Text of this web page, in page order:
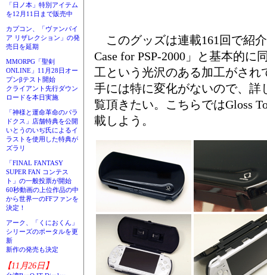
「日ノ本」特別アイテム
を12月11日まで販売中
カプコン、「ヴァンパイ
ア リザレクション」の発
売日を延期
MMORPG「聖剣
ONLINE」11月28日オー
プンβテスト開始
クライアント先行ダウン
ロードを本日実施
「神様と運命革命のパラ
ドクス」店舗特典を公開
いとうのいぢ氏によるイ
ラストを使用した特典が
ズラリ
「FINAL FANTASY
SUPER FAN コンテス
ト」の一般投票が開始
60秒動画の上位作品の中
から世界一のFFファンを
決定！
アーク、「くにおくん」
シリーズのポータルを更
新
新作の発売も決定
【11月26日】
このグッズは連載161回で紹
Case for PSP-2000」と基本的に
工という光沢のある加工がされ
手には特に変化がないので、詳
覧頂きたい。こちらではGloss
載しよう。